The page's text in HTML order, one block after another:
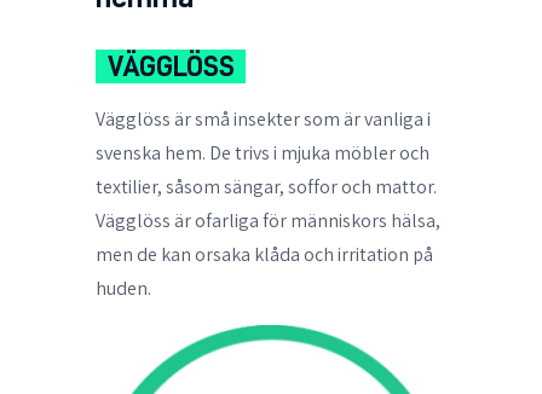
VÄGGLÖSS
Vägglöss är små insekter som är vanliga i
svenska hem. De trivs i mjuka möbler och
textilier, såsom sängar, soffor och mattor.
Vägglöss är ofarliga för människors hälsa,
men de kan orsaka klåda och irritation på
huden.